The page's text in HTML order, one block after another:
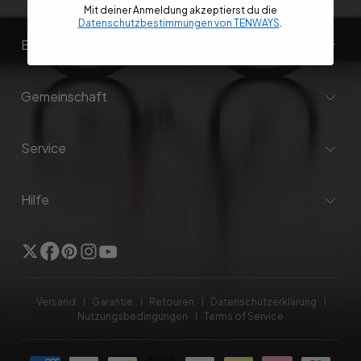
Entdecken
Gemeinschaft
Service
Hilfe
TwitterFacebook
Pinterest
Instagram
Youtube
Versand Garantie Retouren
Datenschutzerklärung
Nutzungsbedingungen
Terms of Service
Mit deiner Anmeldung akzeptierst du die
Datenschutzbestimmungen von TENWAYS